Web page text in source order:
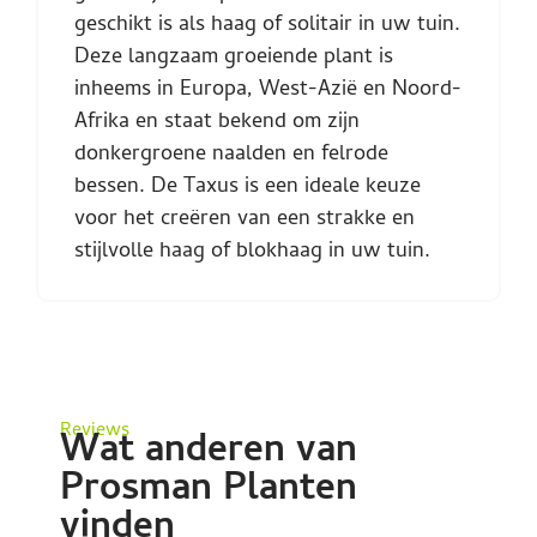
geschikt is als haag of solitair in uw tuin.
Deze langzaam groeiende plant is
inheems in Europa, West-Azië en Noord-
Afrika en staat bekend om zijn
donkergroene naalden en felrode
bessen. De Taxus is een ideale keuze
voor het creëren van een strakke en
stijlvolle haag of blokhaag in uw tuin.
Reviews
Wat anderen van
Prosman Planten